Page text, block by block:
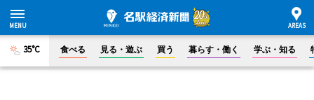
35°C 食べる 見る・遊ぶ 買う 暮らす・働く 学ぶ・知る